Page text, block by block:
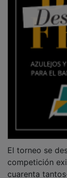
El torneo se
competición
cuarenta
de estrategia y